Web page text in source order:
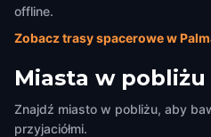
offline.
Zobacz trasy spacerowe w
Miasta w pobliżu
Znajdź miasto w pobliżu, aby
przyjaciółmi.